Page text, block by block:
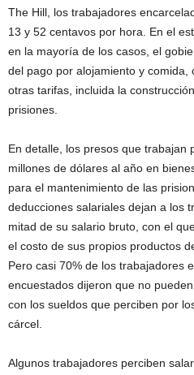
The Hill, los trabajadores
13 y 52 centavos por hora. En el
en la mayoría de los casos, el
del pago por alojamiento y comida,
otras tarifas, incluida la
prisiones.
En detalle, los presos que trabajan
millones de dólares al año en
para el mantenimiento de las
deducciones salariales dejan a los
mitad de su salario bruto, con el
el costo de sus propios productos
Pero casi 70% de los trabajadores
encuestados dijeron que no
con los sueldos que perciben por
cárcel.
Algunos trabajadores perciben